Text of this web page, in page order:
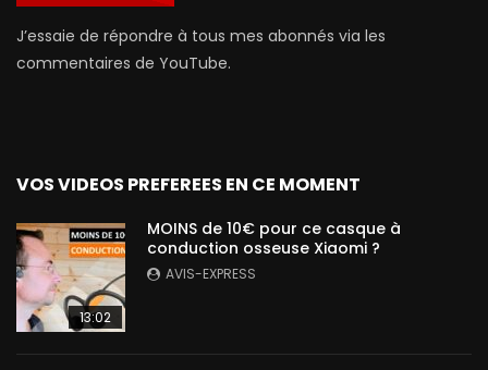
J’essaie de répondre à tous mes abonnés via les
commentaires de YouTube.
VOS VIDEOS PREFEREES EN CE MOMENT
13:02
MOINS de 10€ pour ce casque à
conduction osseuse Xiaomi ?
AVIS-EXPRESS